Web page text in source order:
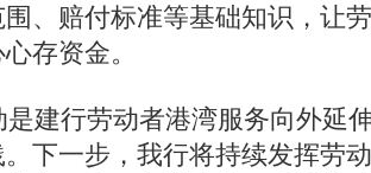
围、赔付标准等基础知识，让
存资金。
建行劳动者港湾服务向外延
下一步，我行将持续发挥劳